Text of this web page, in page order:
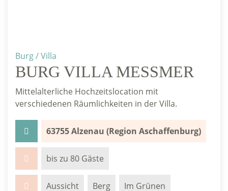
Burg / Villa
BURG VILLA MESSMER
Mittelalterliche Hochzeitslocation mit
verschiedenen Räumlichkeiten in der Villa.
63755 Alzenau (Region Aschaffenburg)
bis zu 80 Gäste
Aussicht Berg
Im Grünen